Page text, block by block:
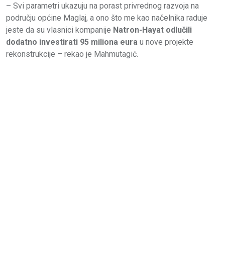
– Svi parametri ukazuju na porast privrednog razvoja na
području općine Maglaj, a ono što me kao načelnika raduje
jeste da su vlasnici kompanije Natron-Hayat odlučili
dodatno investirati 95 miliona eura u nove projekte
rekonstrukcije – rekao je Mahmutagić.